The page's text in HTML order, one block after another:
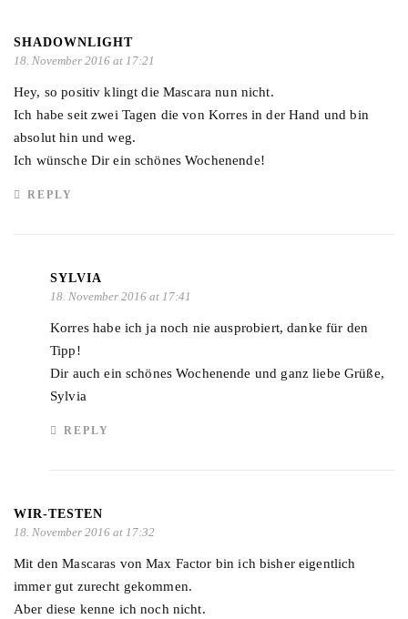
SHADOWNLIGHT
18. November 2016 at 17:21
Hey, so positiv klingt die Mascara nun nicht.
Ich habe seit zwei Tagen die von Korres in der Hand und bin
absolut hin und weg.
Ich wünsche Dir ein schönes Wochenende!
REPLY
SYLVIA
18. November 2016 at 17:41
Korres habe ich ja noch nie ausprobiert, danke für den
Tipp!
Dir auch ein schönes Wochenende und ganz liebe Grüße,
Sylvia
REPLY
WIR-TESTEN
18. November 2016 at 17:32
Mit den Mascaras von Max Factor bin ich bisher eigentlich
immer gut zurecht gekommen.
Aber diese kenne ich noch nicht.